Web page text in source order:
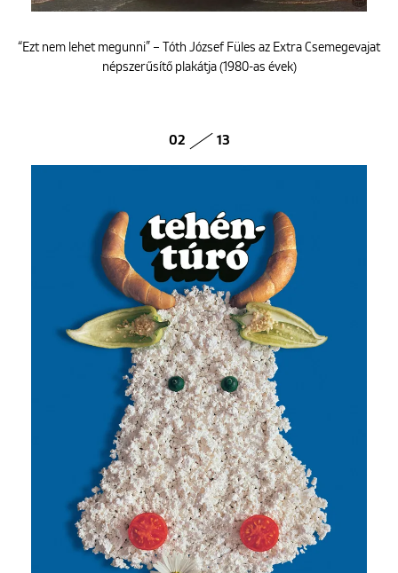
“Ezt nem lehet megunni” – Tóth József Füles az Extra Csemegevajat
népszerűsítő plakátja (1980-as évek)
02 13